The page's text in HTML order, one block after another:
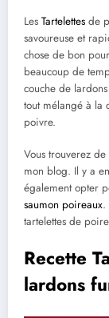
Les Tartelettes de
savoureuse et
chose de bon
beaucoup de
couche de
tout mélangé à la
poivre.
Vous trouverez
mon blog. Il y a
également opter
saumon poireaux.
tartelettes de
Recette
lardons